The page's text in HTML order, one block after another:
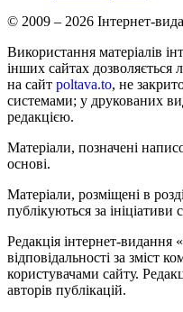
© 2009 – 2026 Інтернет-
Використання матеріалів
інших сайтах дозволяється
на сайт poltava.to, не
системами; у друкованих
редакцією.
Матеріали, позначені
основі.
Матеріали, розміщені в
публікуються за ініціативи
Редакція інтернет-
відповідальності за зміст
користувачами сайту.
авторів публікацій.